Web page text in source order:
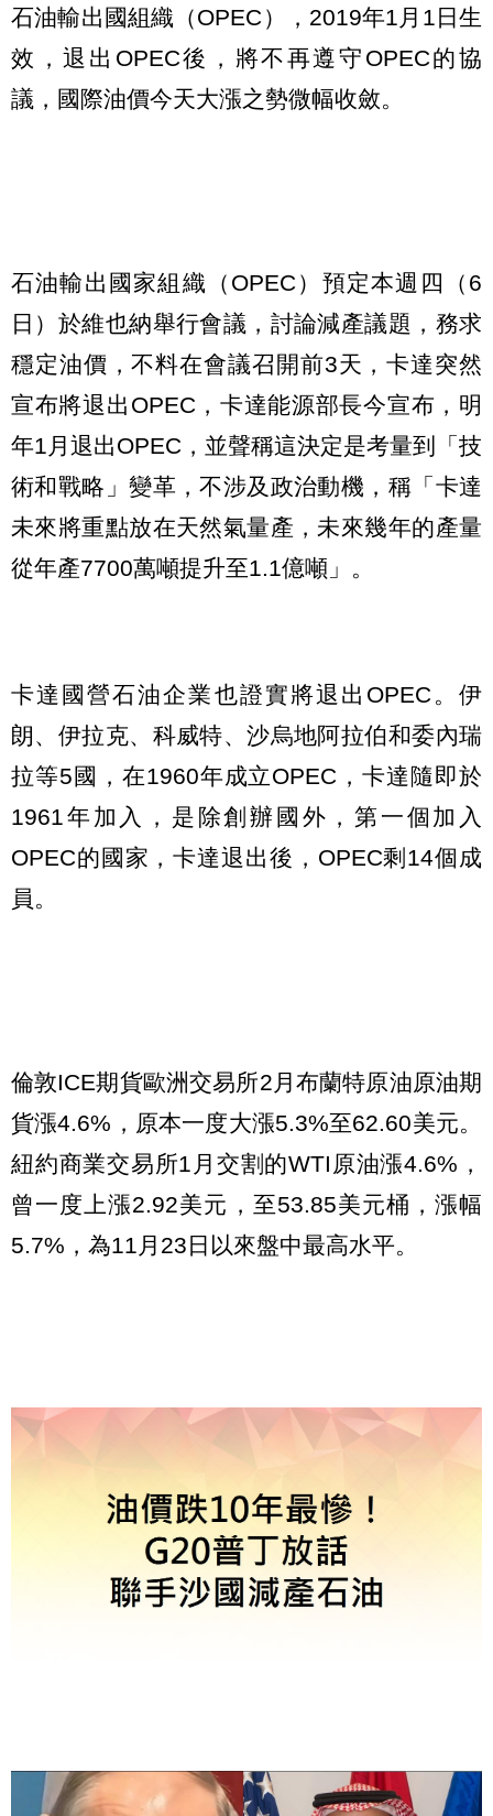
石油輸出國組織（OPEC），2019年1月1日生
效，退出OPEC後，將不再遵守OPEC的協
議，國際油價今天大漲之勢微幅收斂。
石油輸出國家組織（OPEC）預定本週四（6
日）於維也納舉行會議，討論減產議題，務求
穩定油價，不料在會議召開前3天，卡達突然
宣布將退出OPEC，卡達能源部長今宣布，明
年1月退出OPEC，並聲稱這決定是考量到「技
術和戰略」變革，不涉及政治動機，稱「卡達
未來將重點放在天然氣量產，未來幾年的產量
從年產7700萬噸提升至1.1億噸」。
卡達國營石油企業也證實將退出OPEC。伊
朗、伊拉克、科威特、沙烏地阿拉伯和委內瑞
拉等5國，在1960年成立OPEC，卡達隨即於
1961年加入，是除創辦國外，第一個加入
OPEC的國家，卡達退出後，OPEC剩14個成
員。
倫敦ICE期貨歐洲交易所2月布蘭特原油原油期
貨漲4.6%，原本一度大漲5.3%至62.60美元。
紐約商業交易所1月交割的WTI原油漲4.6%，
曾一度上漲2.92美元，至53.85美元桶，漲幅
5.7%，為11月23日以來盤中最高水平。